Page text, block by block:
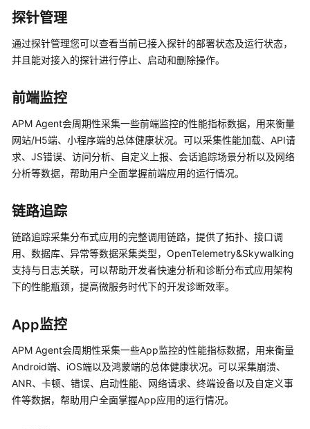
APM
版
本
更
明
费
说
明
速
入
门
（2.0）
户
指
南
（2.0）
探针管理
通过探针管理您可以查看当前已接入探针的部署状态及运行状态，
并且能对接入的探针进行停止、启动和删除操作。
前端监控
APM Agent会周期性采集一些前端监控的性能指标数据，用来衡量
网站/H5端、小程序端的总体健康状况。可以采集性能加载、API请
求、JS错误、访问分析、自定义上报、会话追踪场景分析以及网络
分析等数据，帮助用户全面掌握前端应用的运行情况。
链路追踪
链路追踪采集分布式应用的完整调用链路，提供了拓扑、接口调
用、数据库、异常等数据采集类型，OpenTelemetry&Skywalking
支持与日志关联，可以帮助开发者快速分析和诊断分布式应用架构
下的性能瓶颈，提高微服务时代下的开发诊断效率。
App监控
APM Agent会周期性采集一些App监控的性能指标数据，用来衡量
Android端、iOS端以及鸿蒙端的总体健康状况。可以采集崩溃、
ANR、卡顿、错误、启动性能、网络请求、终端设备以及自定义事
件等数据，帮助用户全面掌握App应用的运行情况。